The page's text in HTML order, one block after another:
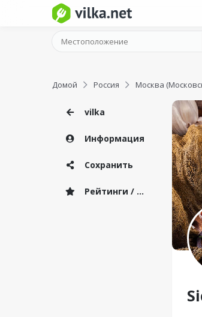
Домой Россия Москва
vilka
Информация
Сохранить
Рейтинги / Отзывы